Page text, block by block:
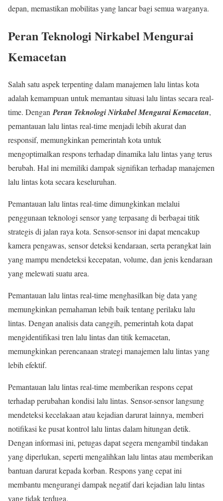
depan, memastikan mobilitas yang lancar bagi semua warganya.
Peran Teknologi Nirkabel Mengurai
Kemacetan
Salah satu aspek terpenting dalam manajemen lalu lintas kota
adalah kemampuan untuk memantau situasi lalu lintas secara real-
time. Dengan Peran Teknologi Nirkabel Mengurai Kemacetan,
pemantauan lalu lintas real-time menjadi lebih akurat dan
responsif, memungkinkan pemerintah kota untuk
mengoptimalkan respons terhadap dinamika lalu lintas yang terus
berubah. Hal ini memiliki dampak signifikan terhadap manajemen
lalu lintas kota secara keseluruhan.
Pemantauan lalu lintas real-time dimungkinkan melalui
penggunaan teknologi sensor yang terpasang di berbagai titik
strategis di jalan raya kota. Sensor-sensor ini dapat mencakup
kamera pengawas, sensor deteksi kendaraan, serta perangkat lain
yang mampu mendeteksi kecepatan, volume, dan jenis kendaraan
yang melewati suatu area.
Pemantauan lalu lintas real-time menghasilkan big data yang
memungkinkan pemahaman lebih baik tentang perilaku lalu
lintas. Dengan analisis data canggih, pemerintah kota dapat
mengidentifikasi tren lalu lintas dan titik kemacetan,
memungkinkan perencanaan strategi manajemen lalu lintas yang
lebih efektif.
Pemantauan lalu lintas real-time memberikan respons cepat
terhadap perubahan kondisi lalu lintas. Sensor-sensor langsung
mendeteksi kecelakaan atau kejadian darurat lainnya, memberi
notifikasi ke pusat kontrol lalu lintas dalam hitungan detik.
Dengan informasi ini, petugas dapat segera mengambil tindakan
yang diperlukan, seperti mengalihkan lalu lintas atau memberikan
bantuan darurat kepada korban. Respons yang cepat ini
membantu mengurangi dampak negatif dari kejadian lalu lintas
yang tidak terduga.